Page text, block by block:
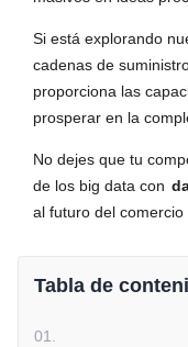
Si está explorando
cadenas de
proporciona las
prosperar en la
No dejes que tu
de los big data con
al futuro del comercio
Tabla de
01.